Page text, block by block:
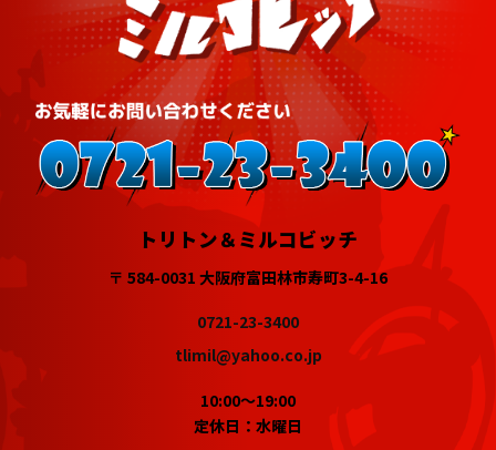
トリトン＆ミルコビッチ
〒 584-0031 大阪府富田林市寿町3-4-16
0721-23-3400
tlimil@yahoo.co.jp
10:00～19:00
定休日：水曜日